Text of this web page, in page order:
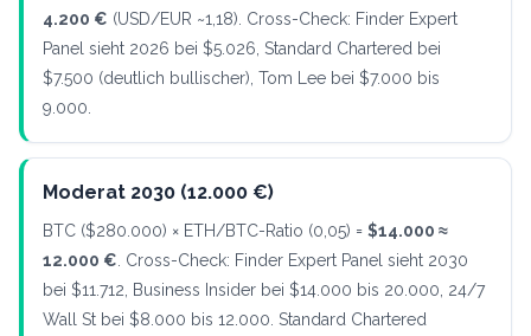
4.200 € (USD/EUR ~1,18). Cross-Check: Finder Expert
Panel sieht 2026 bei $5.026, Standard Chartered bei
$7.500 (deutlich bullischer), Tom Lee bei $7.000 bis
9.000.
Moderat 2030 (12.000 €)
BTC ($280.000) × ETH/BTC-Ratio (0,05) = $14.000 ≈
12.000 € . Cross-Check: Finder Expert Panel sieht 2030
bei $11.712, Business Insider bei $14.000 bis 20.000, 24/7
Wall St bei $8.000 bis 12.000. Standard Chartered